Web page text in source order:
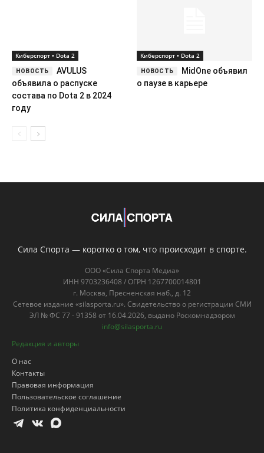
Киберспорт • Dota 2
AVULUS
объявила о распуске
состава по Dota 2 в 2024
году
Киберспорт • Dota 2
MidOne объявил
о паузе в карьере
Сила Спорта — коротко о том, что происходит в спорте.
ООО «Сила Спорта Медиа»
ИНН 9703236408 / ОГРН 1267700014801
г. Москва, Пресненская наб., д. 12
Сетевое издание «silasporta.ru». Свидетельство о регистрации СМИ
ЭЛ № ФС 77 - 91358 от 16.04.2026, выдано Роскомнадзором
info@silasporta.ru
Редакция и авторы
О нас
Контакты
Правовая информация
Пользовательское соглашение
Политика конфиденциальности